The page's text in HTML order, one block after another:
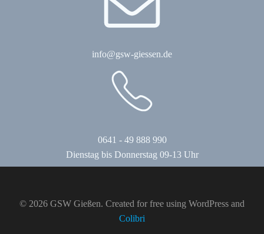
info@gsw-giessen.de
0641 - 49 888 990
Dienstag bis Donnerstag 09-13 Uhr
© 2026 GSW Gießen. Created for free using WordPress and
Colibri